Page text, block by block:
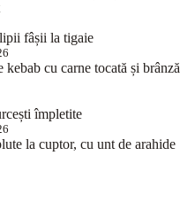
fâșii la tigaie
kebab cu carne tocată și brânză
împletite
la cuptor, cu unt de arahide